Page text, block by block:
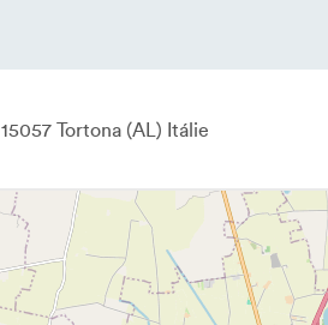
15057 Tortona AL Itálie